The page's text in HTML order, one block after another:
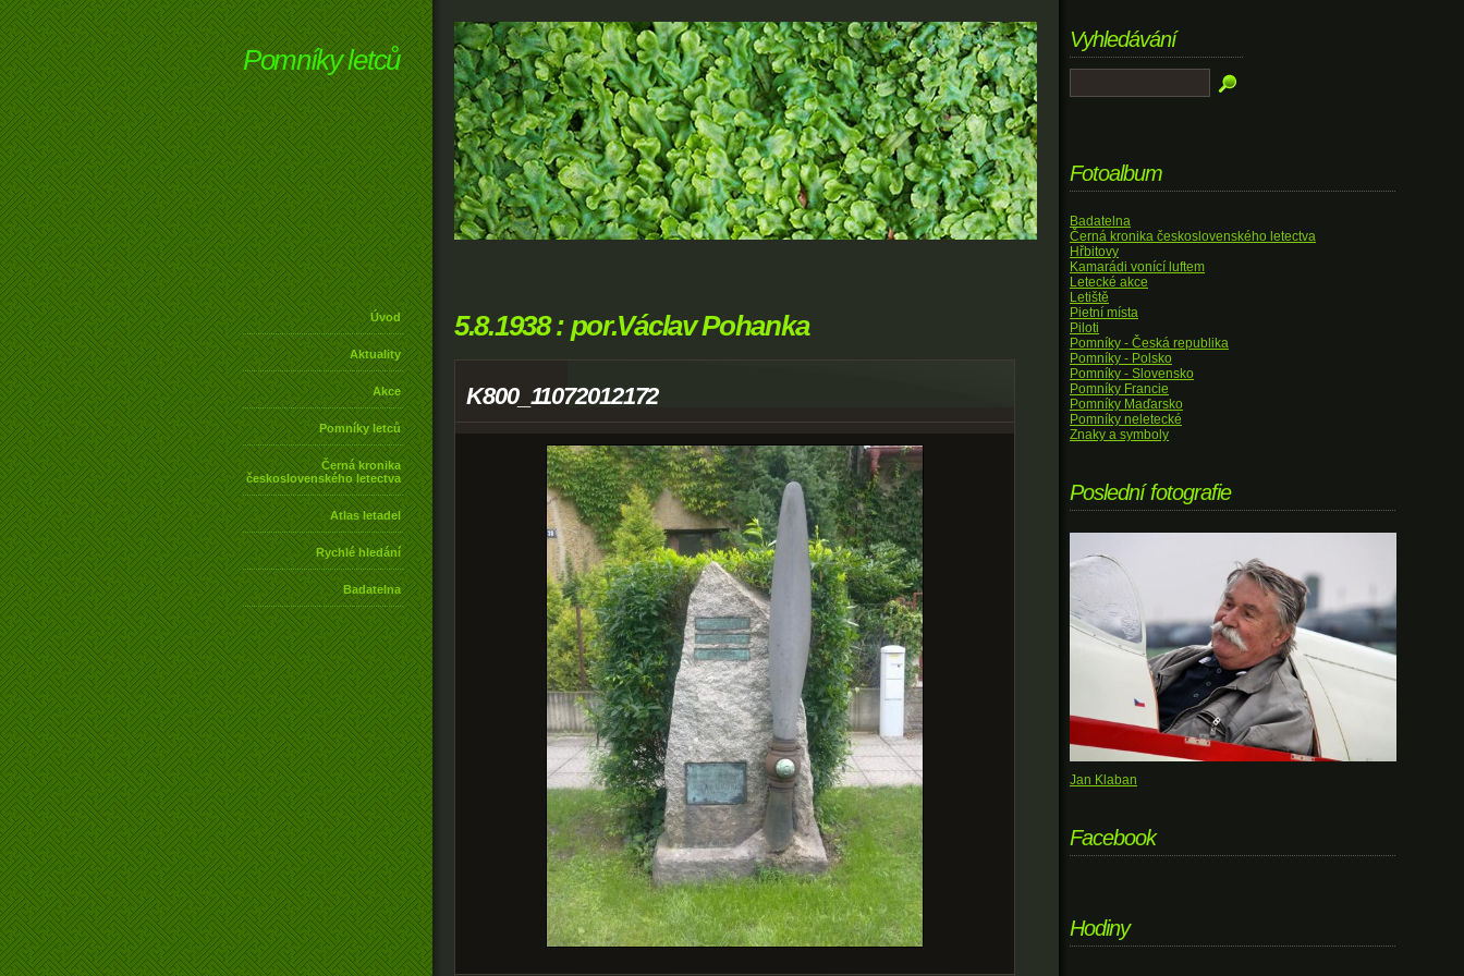
Pomníky letců
Úvod
Aktuality
Akce
Pomníky letců
Černá kronika
československého letectva
Atlas letadel
Rychlé hledání
Badatelna
5.8.1938 : por.Václav Pohanka
K800_11072012172
Vyhledávání
Fotoalbum
Badatelna
Černá kronika československého letectva
Hřbitovy
Kamarádi vonící luftem
Letecké akce
Letiště
Pietní místa
Piloti
Pomníky - Česká republika
Pomníky - Polsko
Pomníky - Slovensko
Pomníky Francie
Pomníky Maďarsko
Pomníky neletecké
Znaky a symboly
Poslední fotografie
Jan Klaban
Facebook
Hodiny